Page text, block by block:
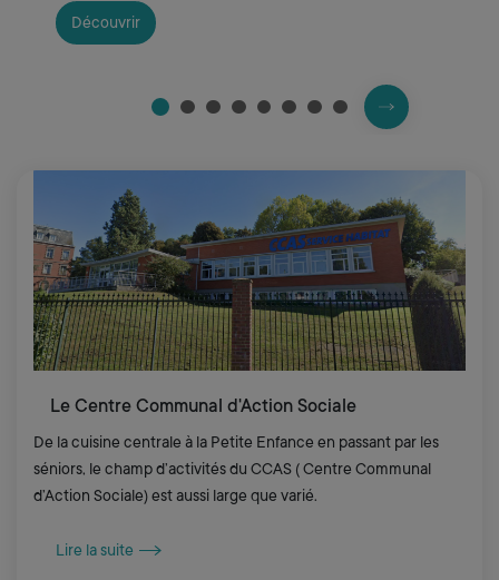
DécouvrirDates des permanences sociales de la MDS
Prochaine slide
1 2 3 4 5 6 7 8
Le Centre Communal d'Action Sociale
De la cuisine centrale à la Petite Enfance en passant par les
séniors, le champ d’activités du CCAS ( Centre Communal
d’Action Sociale) est aussi large que varié.
Lire la suite